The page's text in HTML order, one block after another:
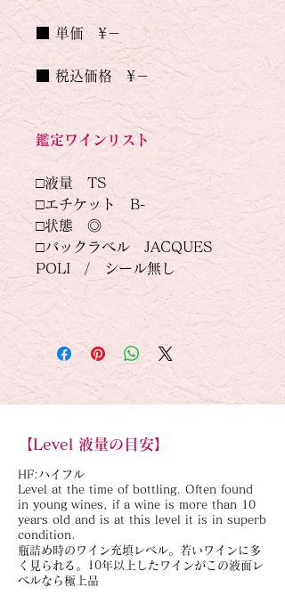
■ 単価　¥－
■ 税込価格　¥－
鑑定ワインリスト
□液量　TS
□エチケット　B-
□状態　◎
□バックラベル　JACQUES
POLI　/　シール無し
【Level 液量の目安】
HF:ハイフル
Level at the time of bottling. Often found
in young wines, if a wine is more than 10
years old and is at this level it is in superb
condition.
瓶詰め時のワイン充填レベル。若いワインに多
く見られる。10年以上したワインがこの液面レ
ベルなら極上品